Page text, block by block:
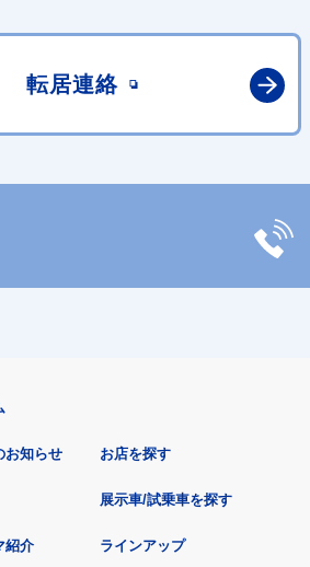
転居連絡
お知らせ
紹介
お店を探す
展示車/試乗車を探す
ラインアップ